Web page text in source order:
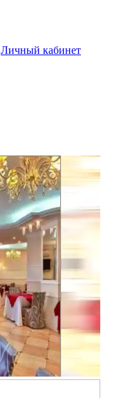
Личный кабинет